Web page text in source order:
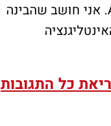
אוטומטיים בעולם, ועם זאת, הוסיף מאגנר - "אישית אני סקפטי לגבי הייפ סביב ה-AI. אני חושב שהבינה
כל התגובות